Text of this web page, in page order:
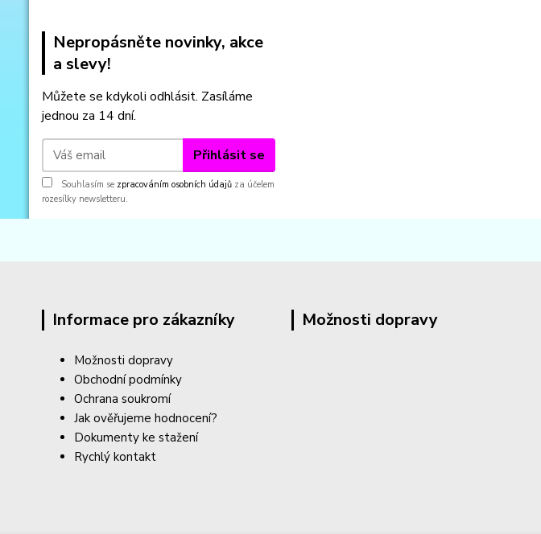
Nepropásněte novinky, akce
a slevy!
Můžete se kdykoli odhlásit. Zasíláme
jednou za 14 dní.
Přihlásit se
Souhlasím se zpracováním osobních údajů za účelem
rozesílky newsletteru.
Informace pro zákazníky
Možnosti dopravy
Obchodní podmínky
Ochrana soukromí
Jak ověřujeme hodnocení?
Dokumenty ke stažení
Rychlý kontakt
Možnosti dopravy